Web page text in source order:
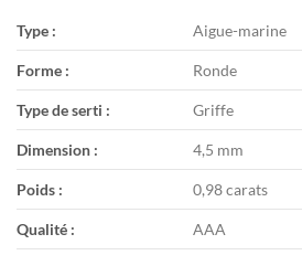
Type : Aigue-marine
Forme : Ronde
Type de serti : Griffe
Dimension : 4,5 mm
Poids : 0,98 carats
Qualité : AAA